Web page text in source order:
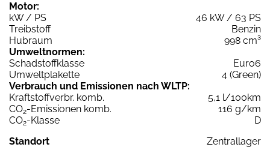
Motor:
kW / PS
46 kW / 63 PS
Treibstoff
Benzin
Hubraum
998 cm³
Umweltnormen:
Schadstoffklasse
Euro6
Umweltplakette
4 (Green)
Verbrauch und Emissionen nach WLTP:
Kraftstoffverbr. komb.
5,1 l/100km
CO2-Emissionen komb.
116 g/km
CO2-Klasse
D
Standort
Zentrallager